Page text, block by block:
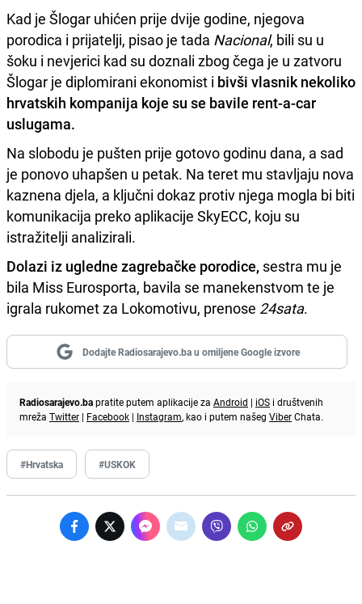
Kad je Šlogar uhićen prije dvije godine, njegova
porodica i prijatelji, pisao je tada Nacional, bili su u
šoku i nevjerici kad su doznali zbog čega je u zatvoru
Šlogar je diplomirani ekonomist i bivši vlasnik nekoliko
hrvatskih kompanija koje su se bavile rent-a-car
uslugama.
Na slobodu je pušten prije gotovo godinu dana, a sad
je ponovo uhapšen u petak. Na teret mu stavljaju nova
kaznena djela, a ključni dokaz protiv njega mogla bi biti
komunikacija preko aplikacije SkyECC, koju su
istražitelji analizirali.
Dolazi iz ugledne zagrebačke porodice, sestra mu je
bila Miss Eurosporta, bavila se manekenstvom te je
igrala rukomet za Lokomotivu, prenose 24sata.
Dodajte Radiosarajevo.ba u omiljene Google izvore
Radiosarajevo.bapratite putem aplikacije za Android | iOS i društvenih
mreža Twitter | Facebook | Instagram, kao i putem našeg ViberChata.
#Hrvatska #USKOK